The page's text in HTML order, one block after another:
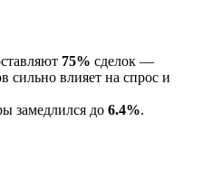
75% сделок —
сильно влияет на спрос и
замедлился до 6.4%.